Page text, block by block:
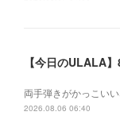
【今日のULALA
両手弾きがかっこい
2026.08.06 06:40